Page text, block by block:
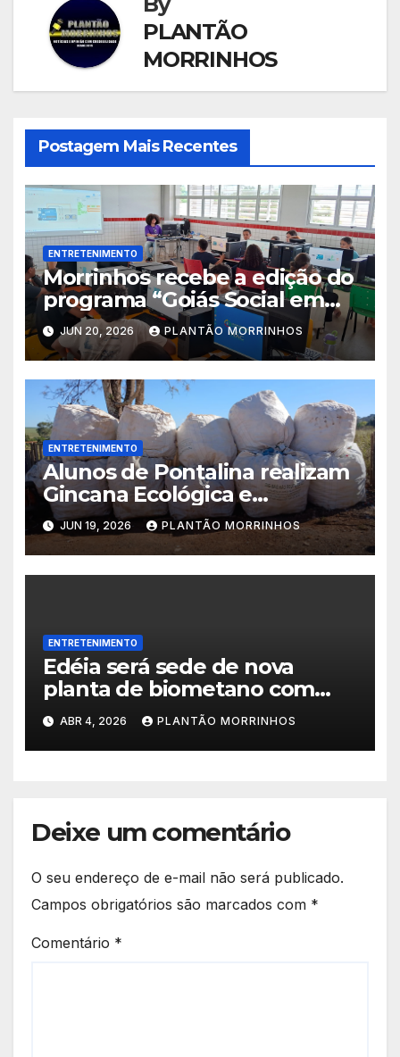
PLANTÃO
MORRINHOS
Postagem Mais Recentes
ENTRETENIMENTO
Morrinhos recebe a edição do
programa “Goiás Social em
Ação” com diversos serviços
gratuitos
JUN 20, 2026 PLANTÃO MORRINHOS
ENTRETENIMENTO
Alunos de Pontalina realizam
Gincana Ecológica e
conquistam visita ao Parque
Jatobá Centenário em
Morrinhos.
JUN 19, 2026 PLANTÃO MORRINHOS
ENTRETENIMENTO
Edéia será sede de nova
planta de biometano com
investimento de R$ 245
milhões
ABR 4, 2026 PLANTÃO MORRINHOS
Deixe um comentário
O seu endereço de e-mail não será publicado.
Campos obrigatórios são marcados com *
Comentário *